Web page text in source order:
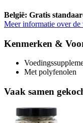
België: Gratis
Meer informatie over
Kenmerken &
Met polyfenolen
Vaak samen